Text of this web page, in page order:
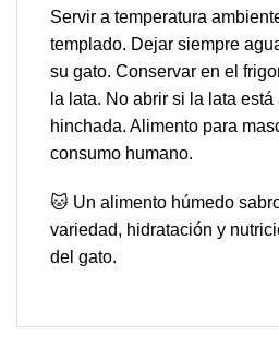
Servir a temperatura
templado. Dejar siempre
su gato. Conservar en el
la lata. No abrir si la lata
hinchada. Alimento para
consumo humano.
🐱 Un alimento húmedo
variedad, hidratación y
del gato.